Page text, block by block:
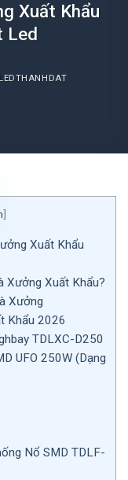
Xuất Khẩu
Led
]
Xuất Khẩu
Xưởng Xuất Khẩu?
Xưởng
Khẩu 2026
TDLXC-D250
UFO 250W (Dạng
Nổ SMD TDLF-